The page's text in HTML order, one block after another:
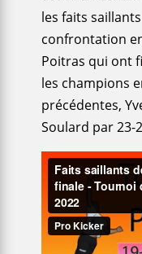
les faits
confrontation
Poitras qui ont
les champions
précédentes,
Soulard par 23-